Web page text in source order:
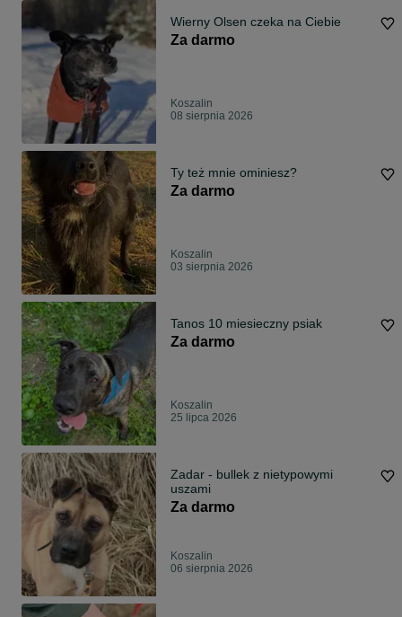
Wierny Olsen czeka na Ciebie
Za darmo
Koszalin
08 sierpnia 2026
Ty też mnie ominiesz?
Za darmo
Koszalin
03 sierpnia 2026
Tanos 10 miesieczny psiak
Za darmo
Koszalin
25 lipca 2026
Zadar - bullek z nietypowymi
uszami
Za darmo
Koszalin
06 sierpnia 2026